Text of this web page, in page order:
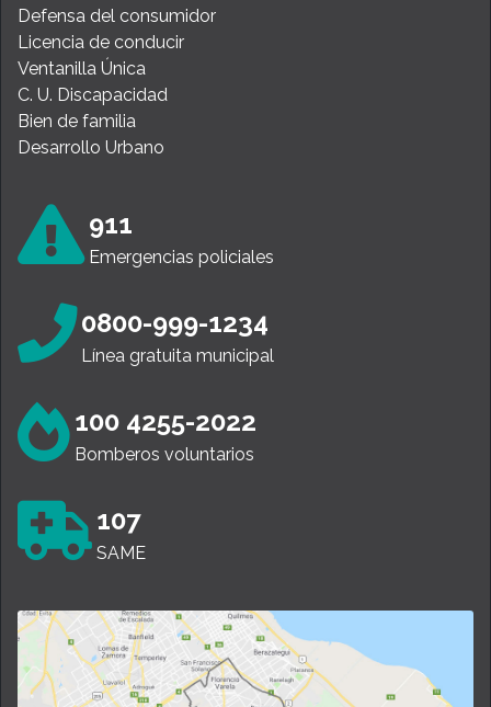
Defensa del consumidor
Licencia de conducir
Ventanilla Única
C. U. Discapacidad
Bien de familia
Desarrollo Urbano
911
Emergencias policiales
0800-999-1234
Línea gratuita municipal
100 4255-2022
Bomberos voluntarios
107
SAME